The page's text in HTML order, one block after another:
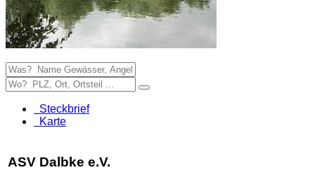
Steckbrief
Karte
ASV Dalbke e.V.